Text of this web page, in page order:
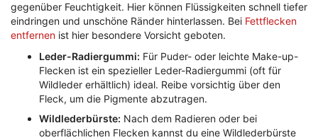
gegenüber Feuchtigkeit. Hier können Flüssigkeiten schnell tiefer
eindringen und unschöne Ränder hinterlassen. Bei Fettflecken
entfernen ist hier besondere Vorsicht geboten.
Leder-Radiergummi: Für Puder- oder leichte Make-up-
Flecken ist ein spezieller Leder-Radiergummi (oft für
Wildleder erhältlich) ideal. Reibe vorsichtig über den
Fleck, um die Pigmente abzutragen.
Wildlederbürste: Nach dem Radieren oder bei
oberflächlichen Flecken kannst du eine Wildlederbürste